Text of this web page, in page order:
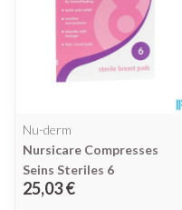
Nu-derm
Nursicare Compresses
Seins Steriles 6
25,03 €